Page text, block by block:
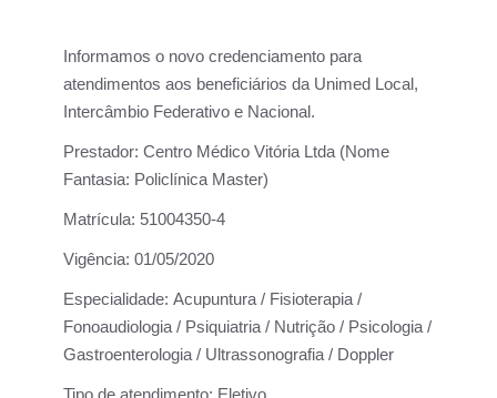
Informamos o novo credenciamento para
atendimentos aos beneficiários da Unimed Local,
Intercâmbio Federativo e Nacional.
Prestador: Centro Médico Vitória Ltda (Nome
Fantasia: Policlínica Master)
Matrícula: 51004350-4
Vigência: 01/05/2020
Especialidade: Acupuntura / Fisioterapia /
Fonoaudiologia / Psiquiatria / Nutrição / Psicologia /
Gastroenterologia / Ultrassonografia / Doppler